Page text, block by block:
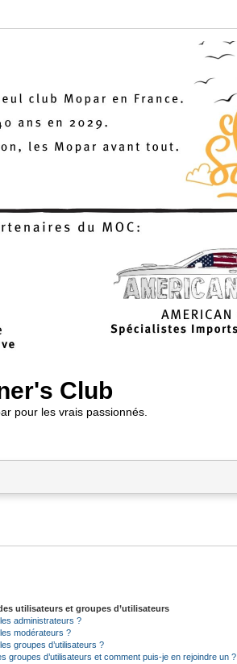
Club
pour les vrais passionnés.
utilisateurs et groupes d’utilisateurs
administrateurs ?
modérateurs ?
groupes d’utilisateurs ?
groupes d’utilisateurs et comment puis-je en rejoindre un ?